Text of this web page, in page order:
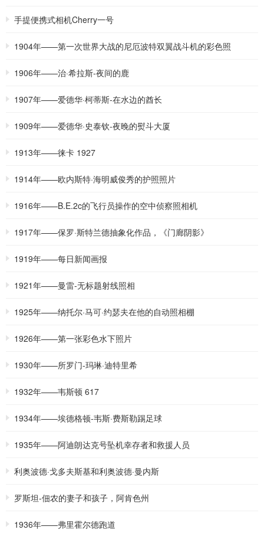
手提便携式相机Cherry一号
1904年——第一次世界大战的尼厄波特双翼战斗机的彩色照
1906年——治·希拉斯-夜间的鹿
1907年——爱德华·柯蒂斯-在水边的酋长
1909年——爱德华·史泰钦-夜晚的熨斗大厦
1913年——徕卡 1927
1914年——欧内斯特·海明威俊秀的护照照片
1916年——B.E.2c的飞行员操作的空中侦察照相机
1917年——保罗·斯特兰德抽象化作品，《门廊阴影》
1919年——每日新闻画报
1921年——曼雷-无标题射线照相
1925年——纳托尔·马可·约瑟夫在他的自动照相棚
1926年——第一张彩色水下照片
1930年——所罗门-玛琳·迪特里希
1932年——韦斯顿 617
1934年——埃德格顿-韦斯·费斯勒踢足球
1935年——阿迪朗达克号坠机幸存者和救援人员
利奥波德·戈多夫斯基和利奥波德·曼内斯
罗斯坦-佃农的妻子和孩子，阿肯色州
1936年——弗里霍尔德跑道